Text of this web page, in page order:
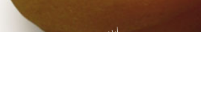
Een lekkere zoete smaak!